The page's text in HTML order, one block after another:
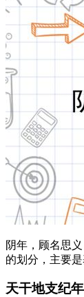
阴年，顾名思
的划分，主要
天干地支纪